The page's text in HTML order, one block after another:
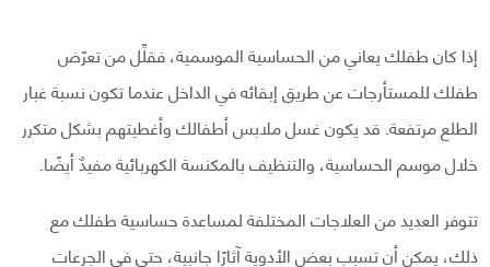
إذا كان طفلك يعاني من الحساسية الموسمية، فقلِّل من تعرّض
طفلك للمستأرجات عن طريق إبقائه في الداخل عندما تكون نسبة غبار
الطلع مرتفعة. قد يكون غسل ملابس أطفالك وأغطيتهم بشكل متكرر
خلال موسم الحساسية، والتنظيف بالمكنسة الكهربائية مفيدٌ أيضًا.
تتوفر العديد من العلاجات المختلفة لمساعدة حساسية طفلك مع
ذلك، يمكن أن تسبب بعض الأدوية آثارًا جانبية، حتى في الجرعات